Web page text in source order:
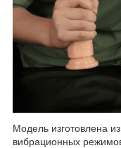
Модель изготовлена
вибрационных